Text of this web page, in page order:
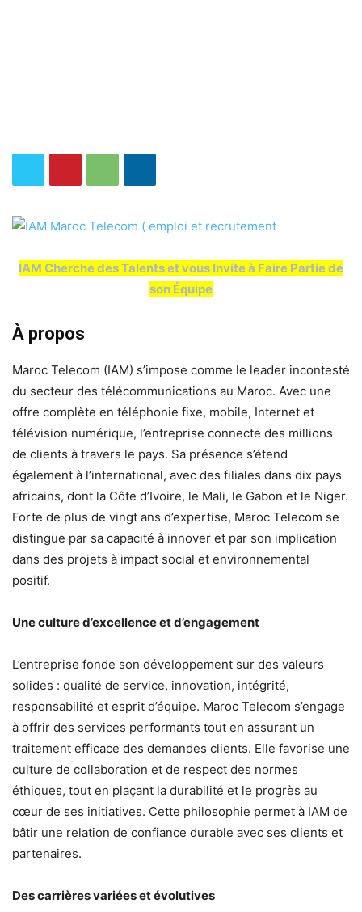
IAM Cherche des Talents et vous Invite à Faire Partie de
son Équipe
À propos
Maroc Telecom (IAM) s’impose comme le leader incontesté
du secteur des télécommunications au Maroc. Avec une
offre complète en téléphonie fixe, mobile, Internet et
télévision numérique, l’entreprise connecte des millions
de clients à travers le pays. Sa présence s’étend
également à l’international, avec des filiales dans dix pays
africains, dont la Côte d’Ivoire, le Mali, le Gabon et le Niger.
Forte de plus de vingt ans d’expertise, Maroc Telecom se
distingue par sa capacité à innover et par son implication
dans des projets à impact social et environnemental
positif.
Une culture d’excellence et d’engagement
L’entreprise fonde son développement sur des valeurs
solides : qualité de service, innovation, intégrité,
responsabilité et esprit d’équipe. Maroc Telecom s’engage
à offrir des services performants tout en assurant un
traitement efficace des demandes clients. Elle favorise une
culture de collaboration et de respect des normes
éthiques, tout en plaçant la durabilité et le progrès au
cœur de ses initiatives. Cette philosophie permet à IAM de
bâtir une relation de confiance durable avec ses clients et
partenaires.
Des carrières variées et évolutives